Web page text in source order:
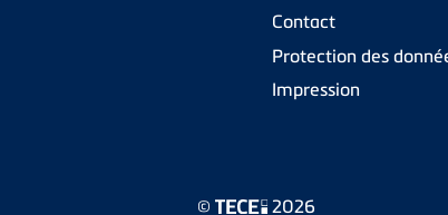
Contact
Protection des
Impression
© 2026